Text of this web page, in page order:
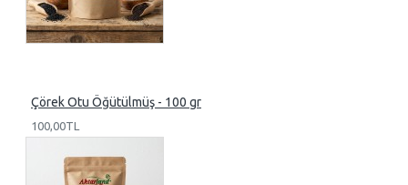
Çörek Otu Öğütülmüş - 100 gr
100,00TL